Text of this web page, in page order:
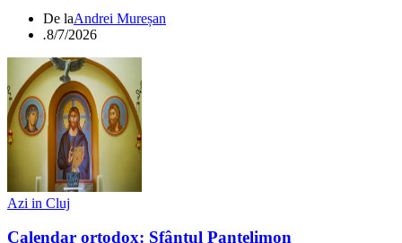
De laAndrei Mureșan
.8/7/2026
Azi in Cluj
Calendar ortodox: Sfântul Pantelimon